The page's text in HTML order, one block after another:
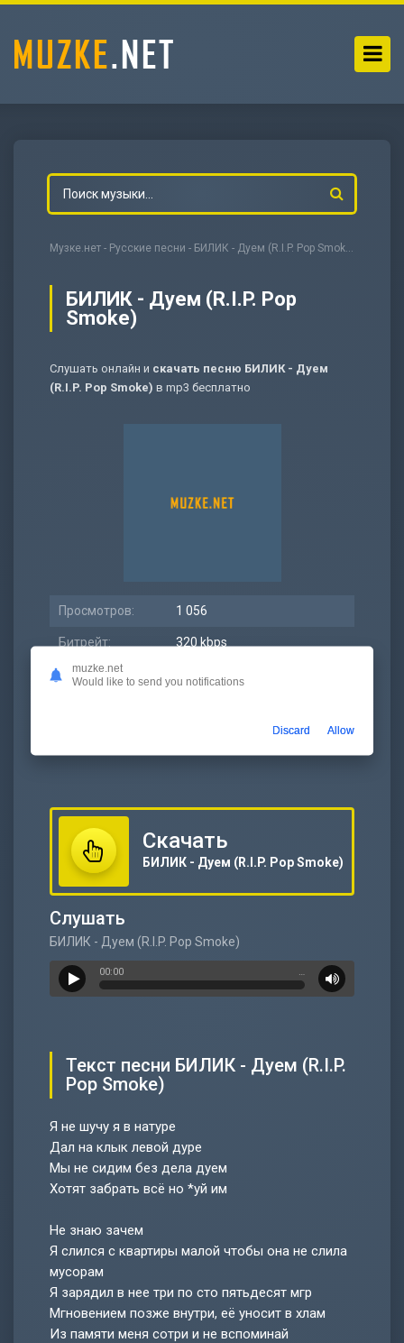
Музке.нет - Русские песни - БИЛИК - Дуем (R.I.P. Pop Smoke)
БИЛИК - Дуем (R.I.P. Pop
Smoke)
Слушать онлайн и скачать песню БИЛИК - Дуем
(R.I.P. Pop Smoke) в mp3 бесплатно
Просмотров: 1 056
Битрейт: 320 kbps
Размер:
Скачать
БИЛИК - Дуем (R.I.P. Pop Smoke)
Слушать
БИЛИК - Дуем (R.I.P. Pop Smoke)
00:00 …
Текст песни БИЛИК - Дуем (R.I.P.
Pop Smoke)
Я не шучу я в натуре
Дал на клык левой дуре
Мы не сидим без дела дуем
Хотят забрать всё но *уй им
Не знаю зачем
Я слился с квартиры малой чтобы она не слила
мусорам
Я зарядил в нее три по сто пятьдесят мгр
Мгновением позже внутри, её уносит в хлам
Из памяти меня сотри и не вспоминай
muzke.net
Would like to send you notifications
Discard Allow